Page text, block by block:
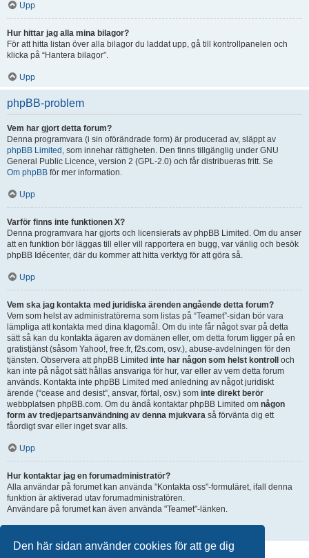
Den här sidan använder cookies för att ge dig
Upp
Hur hittar jag alla mina bilagor?
För att hitta listan över alla bilagor du laddat upp, gå till kontrollpanelen och
klicka på “Hantera bilagor”.
Upp
phpBB-problem
Vem har gjort detta forum?
Denna programvara (i sin oförändrade form) är producerad av, släppt av
phpBB Limited , som innehar rättigheten. Den finns tillgänglig under GNU
General Public Licence, version 2 (GPL-2.0) och får distribueras fritt. Se
Om phpBB för mer information.
Upp
Varför finns inte funktionen X?
Denna programvara har gjorts och licensierats av phpBB Limited. Om du anser
att en funktion bör läggas till eller vill rapportera en bugg, var vänlig och besök
phpBB Idécenter, där du kommer att hitta verktyg för att göra så.
Upp
Vem ska jag kontakta med juridiska ärenden angående detta forum?
Vem som helst av administratörerna som listas på “Teamet”-sidan bör vara
lämpliga att kontakta med dina klagomål. Om du inte får något svar på detta
sätt så kan du kontakta ägaren av domänen eller, om detta forum ligger på en
gratistjänst (såsom Yahoo!, free.fr, f2s.com, osv.), abuse-avdelningen för den
tjänsten. Observera att phpBB Limited inte har någon som helst kontroll
och
kan inte på något sätt hållas ansvariga för hur, var eller av vem detta forum
används. Kontakta inte phpBB Limited med anledning av något juridiskt
ärende (“cease and desist”, ansvar, förtal, osv.) som inte direkt berör
webbplatsen phpBB.com. Om du ändå kontaktar phpBB Limited om någon
form av tredjepartsanvändning av denna mjukvara så förvänta dig ett
fåordigt svar eller inget svar alls.
Upp
Hur kontaktar jag en forumadministratör?
Alla användar på forumet kan använda "Kontakta oss"-formuläret, ifall denna
funktion är aktiverad utav forumadministratören.
Användare på forumet kan även använda "Teamet"-länken.